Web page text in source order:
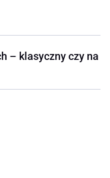
– klasyczny czy na